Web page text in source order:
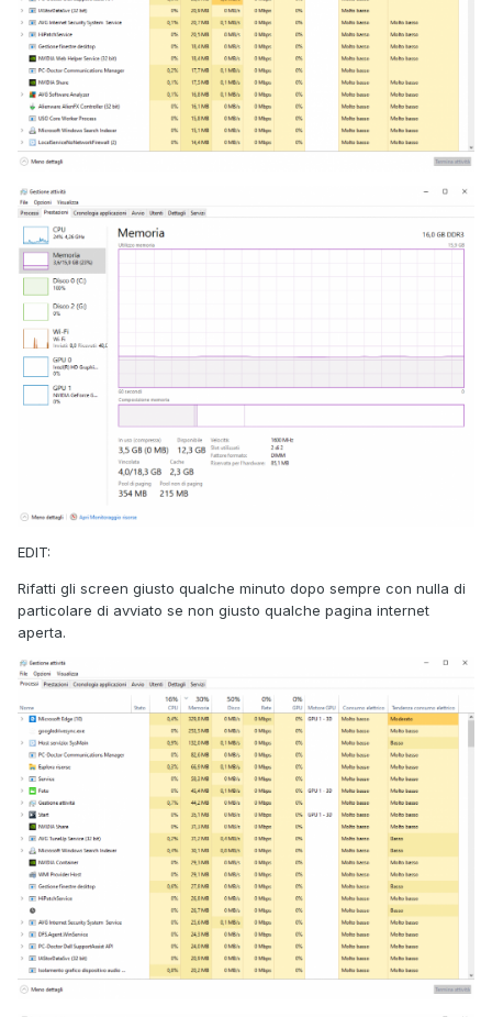
EDIT:
Rifatti gli screen giusto qualche minuto dopo sempre con nulla di
particolare di avviato se non giusto qualche pagina internet
aperta.